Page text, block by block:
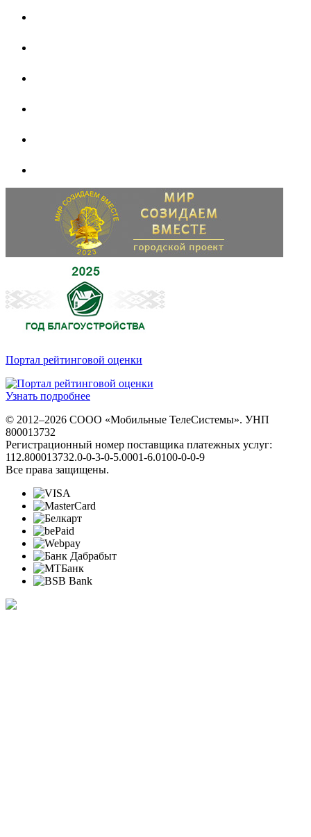
Портал рейтинговой оценки
Узнать подробнее
© 2012–2026 СООО «Мобильные ТелеСистемы». УНП
800013732
Регистрационный номер поставщика платежных услуг:
112.800013732.0-0-3-0-5.0001-6.0100-0-0-9
Все права защищены.